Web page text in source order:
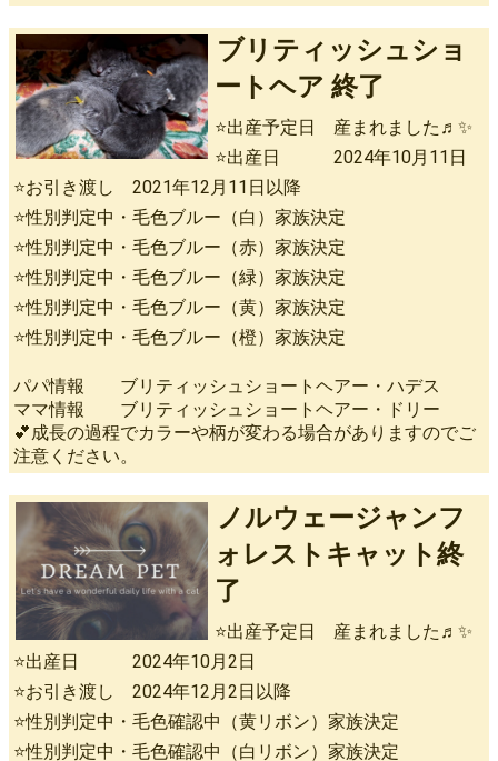
ブリティッシュショ
ートヘア 終了
⭐出産予定日 産まれました♬✨
⭐出産日 2024年10月11日
⭐お引き渡し 2021年12月11日以降
⭐性別判定中・毛色ブルー（白）家族決定
⭐性別判定中・毛色ブルー（赤）家族決定
⭐性別判定中・毛色ブルー（緑）家族決定
⭐性別判定中・毛色ブルー（黄）家族決定
⭐性別判定中・毛色ブルー（橙）家族決定
パパ情報 ブリティッシュショートヘアー・ハデス
ママ情報 ブリティッシュショートヘアー・ドリー
💕成長の過程でカラーや柄が変わる場合がありますのでご
注意ください。
ノルウェージャンフ
ォレストキャット終
了
⭐出産予定日 産まれました♬✨
⭐出産日 2024年10月2日
⭐お引き渡し 2024年12月2日以降
⭐性別判定中・毛色確認中（黄リボン）家族決定
⭐性別判定中・毛色確認中（白リボン）家族決定